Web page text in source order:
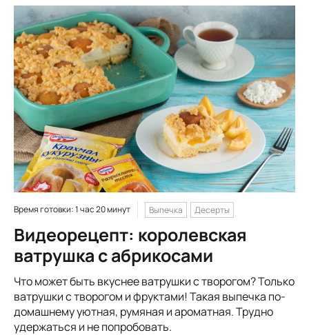
Время готовки: 1 час 20 минут Выпечка Десерты
Видеорецепт: королевская
ватрушка с абрикосами
Что может быть вкуснее ватрушки с творогом? Только
ватрушки с творогом и фруктами! Такая выпечка по-
домашнему уютная, румяная и ароматная. Трудно
удержаться и не попробовать.